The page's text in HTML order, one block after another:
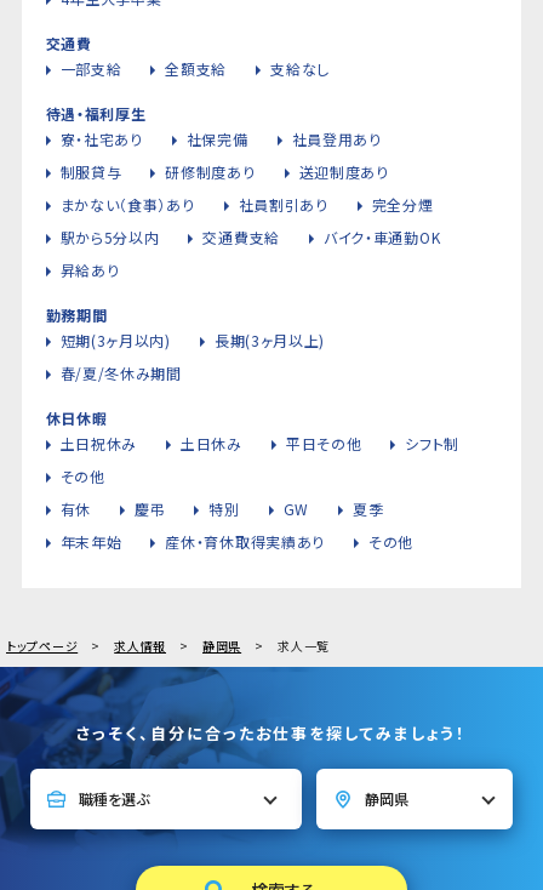
交通費
一部支給
全額支給 支給なし
待遇・福利厚生
寮・社宅あり
社保完備
社員登用あり
制服貸与
研修制度あり
送迎制度あり
まかない（食事）あり
社員割引あり
完全分煙
駅から5分以内
交通費支給
バイク・車通勤OK
昇給あり
勤務期間
短期(3ヶ月以内)
長期(3ヶ月以上)
春/夏/冬休み期間
休日休暇
土日祝休み
土日休み 平日その他
シフト制
その他
有休
慶弔 特別 GW
夏季
年末年始
産休・育休取得実績あり その他
トップページ 求人情報 静岡県 求人一覧
さっそく、自分に合ったお仕事を探してみましょう！